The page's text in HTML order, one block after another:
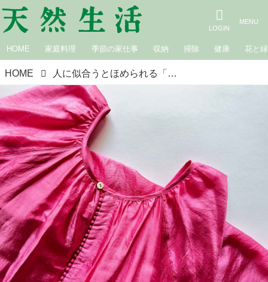
HOME 家庭料理 季節の家仕事 収納 掃除 健康 花と緑
HOME 人に似合うとほめられる「明るい色」の服｜カフェロッタ桜井かおりの雑記帖“楽しみは見つけるもの”